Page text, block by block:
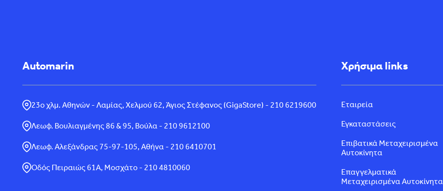
Automarin
23ο χλμ. Αθηνών - Λαμίας, Χελμού 62, Άγιος Στέφανος (GigaStore) - 210 6219600
Λεωφ. Βουλιαγμένης 86 & 95, Βούλα - 210 9612100
Λεωφ. Αλεξάνδρας 75-97-105, Αθήνα - 210 6410701
Οδός Πειραιώς 61Α, Μοσχάτο - 210 4810060
Χρήσιμα links
Εταιρεία
Εγκαταστάσεις
Επιβατικά Μεταχειρισμένα
Αυτοκίνητα
Επαγγελματικά
Μεταχειρισμένα Αυτοκίνητα